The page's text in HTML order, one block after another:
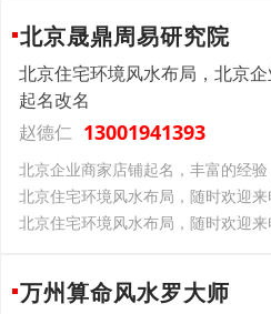
北京晟鼎周易研究院
北京住宅环境风水布局，北京
起名改名
赵德仁 13001941393
北京企业商家店铺起名，丰富的经
北京住宅环境风水布局，随时欢迎
北京住宅环境风水布局，随时欢迎
万州算命风水罗大师